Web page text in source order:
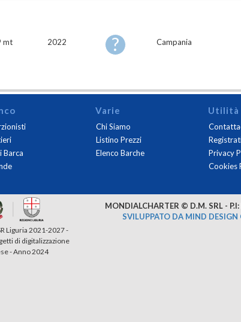
mt 2022 ? Campania
Barca
Varie
Chi Siamo
Listino Prezzi
Elenco Barche
Utilità
Privacy
Cookies
Liguria 2021-2027 -
di digitalizzazione
- Anno 2024
MONDIALCHARTER © D.M. SRL -
SVILUPPATO DA MIND DESIGN